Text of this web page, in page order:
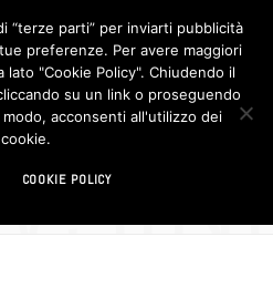
F
c
e
b
o
I
n
s
t
“terze parti” per inviarti pubblicità
preferenze. Per avere maggiori
lato "Cookie Policy". Chiudendo il
su un link o proseguendo
acconsenti all'utilizzo dei
cookie.
COOKIE POLICY